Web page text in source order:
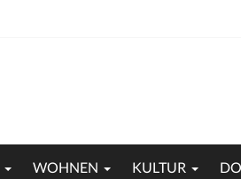
WOHNEN KULTUR